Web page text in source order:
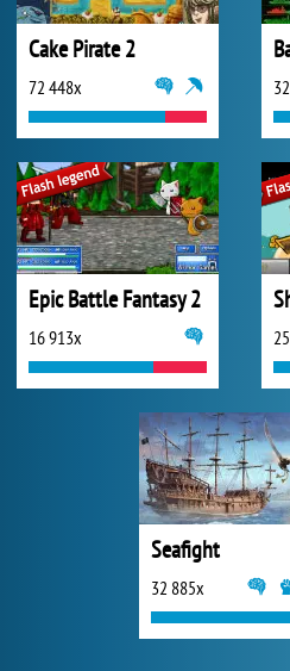
Cake Pirate 2
72 448x
Epic Battle Fantasy 2
16 913x
Seafight
32 885x